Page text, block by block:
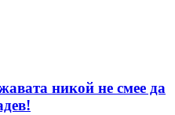
никой не смее да